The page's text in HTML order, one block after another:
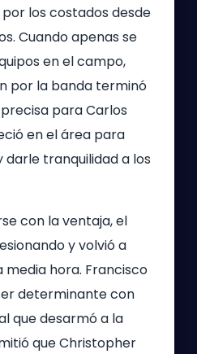
los costados desde
Cuando apenas se
en el campo,
por la banda terminó
para Carlos
en el área para
tranquilidad a los
con la ventaja, el
y volvió a
hora. Francisco
determinante con
que desarmó a la
que Christopher